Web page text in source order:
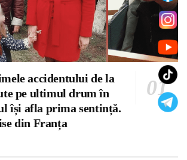
accidentului de la
pe ultimul drum în
își afla prima sentință.
din Franța